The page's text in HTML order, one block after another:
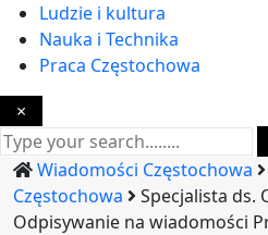
Ludzie i kultura
Nauka i Technika
Praca Częstochowa
×
Wiadomości Częstochowa
Częstochowa
Specjalista ds.
Odpisywanie na wiadomości